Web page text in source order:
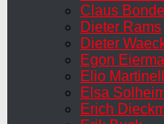
Claus
Dieter Rams
Dieter
Egon
Elio
Elsa
Erich